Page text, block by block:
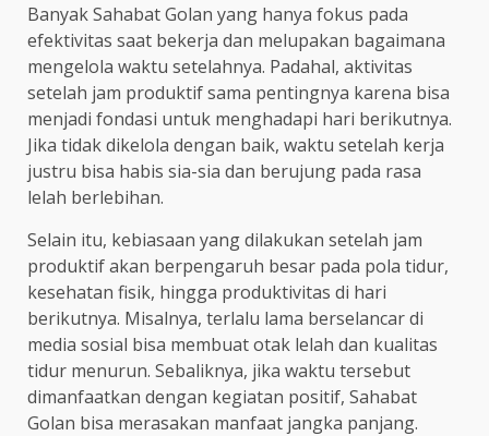
Banyak Sahabat Golan yang hanya fokus pada
efektivitas saat bekerja dan melupakan bagaimana
mengelola waktu setelahnya. Padahal, aktivitas
setelah jam produktif sama pentingnya karena bisa
menjadi fondasi untuk menghadapi hari berikutnya.
Jika tidak dikelola dengan baik, waktu setelah kerja
justru bisa habis sia-sia dan berujung pada rasa
lelah berlebihan.
Selain itu, kebiasaan yang dilakukan setelah jam
produktif akan berpengaruh besar pada pola tidur,
kesehatan fisik, hingga produktivitas di hari
berikutnya. Misalnya, terlalu lama berselancar di
media sosial bisa membuat otak lelah dan kualitas
tidur menurun. Sebaliknya, jika waktu tersebut
dimanfaatkan dengan kegiatan positif, Sahabat
Golan bisa merasakan manfaat jangka panjang.